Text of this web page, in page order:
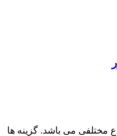
مختلفی می باشد. گزینه ها